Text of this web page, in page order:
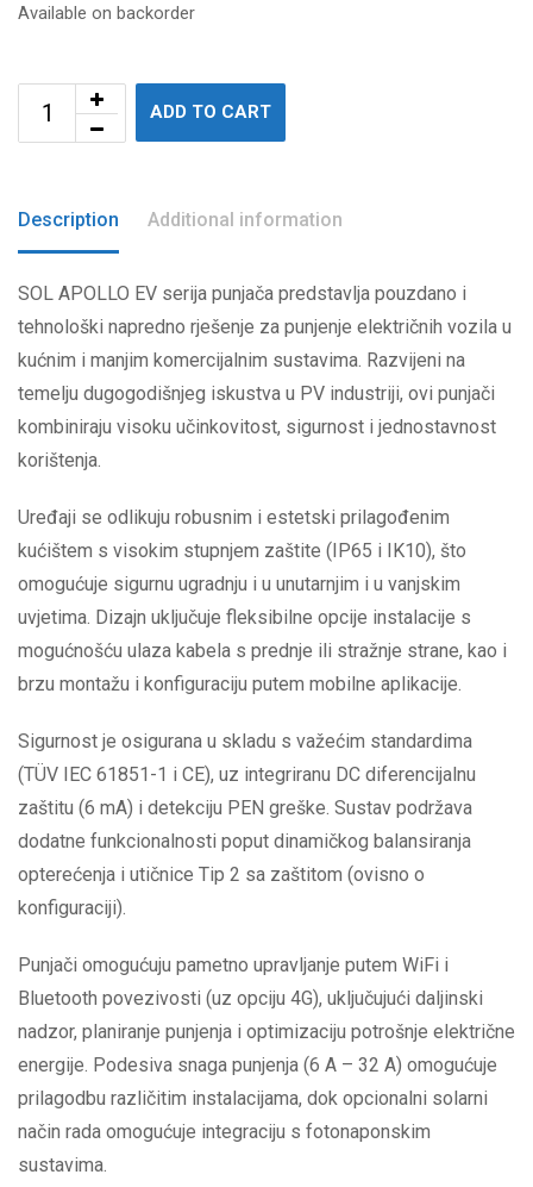
Available on backorder
ADD TO CART
Description Additional information
SOL APOLLO EV serija punjača predstavlja pouzdano i
tehnološki napredno rješenje za punjenje električnih vozila u
kućnim i manjim komercijalnim sustavima. Razvijeni na
temelju dugogodišnjeg iskustva u PV industriji, ovi punjači
kombiniraju visoku učinkovitost, sigurnost i jednostavnost
korištenja.
Uređaji se odlikuju robusnim i estetski prilagođenim
kućištem s visokim stupnjem zaštite (IP65 i IK10), što
omogućuje sigurnu ugradnju i u unutarnjim i u vanjskim
uvjetima. Dizajn uključuje fleksibilne opcije instalacije s
mogućnošću ulaza kabela s prednje ili stražnje strane, kao i
brzu montažu i konfiguraciju putem mobilne aplikacije.
Sigurnost je osigurana u skladu s važećim standardima
(TÜV IEC 61851-1 i CE), uz integriranu DC diferencijalnu
zaštitu (6 mA) i detekciju PEN greške. Sustav podržava
dodatne funkcionalnosti poput dinamičkog balansiranja
opterećenja i utičnice Tip 2 sa zaštitom (ovisno o
konfiguraciji).
Punjači omogućuju pametno upravljanje putem WiFi i
Bluetooth povezivosti (uz opciju 4G), uključujući daljinski
nadzor, planiranje punjenja i optimizaciju potrošnje električne
energije. Podesiva snaga punjenja (6 A – 32 A) omogućuje
prilagodbu različitim instalacijama, dok opcionalni solarni
način rada omogućuje integraciju s fotonaponskim
sustavima.